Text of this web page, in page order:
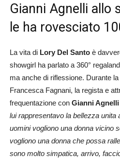
Gianni Agnelli allo
le ha rovesciato
La vita di Lory Del Santo è
showgirl ha parlato a 360°
ma anche di riflessione. Durante
Francesca Fagnani, la regista e
frequentazione con Gianni Agnelli
lui rappresentavo la bellezza unita
uomini vogliono una donna vicino
vogliono una donna che possa
sono molto simpatica, arrivo,